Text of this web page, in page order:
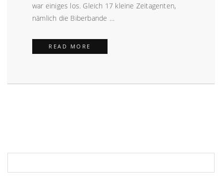
war einiges los. Gleich 17 kleine Zeitagenten,
nämlich die Biberbande …
READ MORE